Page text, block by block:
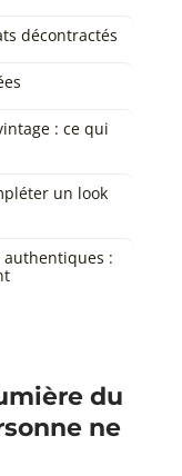
décontractés
: ce qui
un look
authentiques :
du
ne